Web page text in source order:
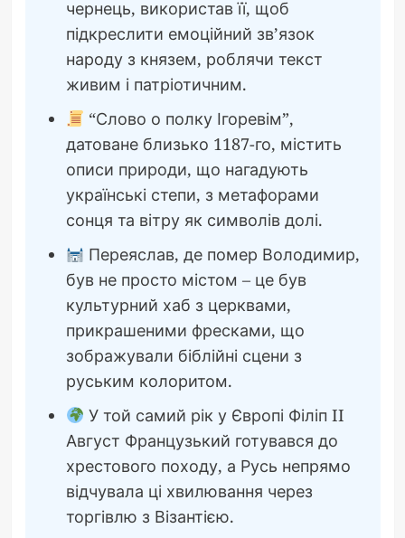
чернець, використав її, щоб
підкреслити емоційний зв’язок
народу з князем, роблячи текст
живим і патріотичним.
“Слово о полку Ігоревім”,
датоване близько 1187-го, містить
описи природи, що нагадують
українські степи, з метафорами
сонця та вітру як символів долі.
Переяслав, де помер Володимир,
був не просто містом – це був
культурний хаб з церквами,
прикрашеними фресками, що
зображували біблійні сцени з
руським колоритом.
У той самий рік у Європі Філіп II
Август Французький готувався до
хрестового походу, а Русь непрямо
відчувала ці хвилювання через
торгівлю з Візантією.